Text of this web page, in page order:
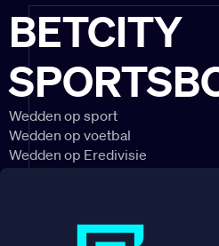
BETCITY
Wedden op sport
Wedden op voetbal
Wedden op Eredivisie
Wedden op Ajax